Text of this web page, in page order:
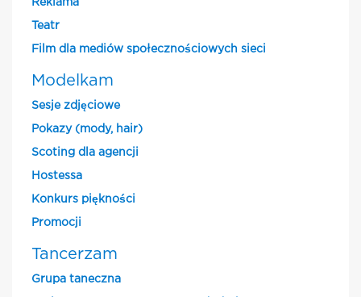
Reklama
Teatr
Film dla mediów społecznościowych sieci
Modelkam
Sesje zdjęciowe
Pokazy (mody, hair)
Scoting dla agencji
Hostessa
Konkurs piękności
Promocji
Tancerzam
Grupa taneczna